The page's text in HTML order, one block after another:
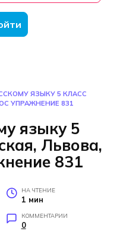
ЯЗЫКУ 5 КЛАСС
УПРАЖНЕНИЕ 831
языку 5
Львова,
831
НА ЧТЕНИЕ
1 мин
КОММЕНТАРИИ
0